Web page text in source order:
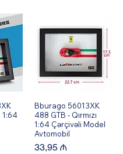
1:64
Quick View
Bburago 56013XK
488 GTB - Qırmızı
1:64 Çərçivəli Model
Avtomobil
Price
33,95 ₼